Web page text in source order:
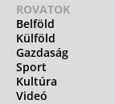
ROVATOK
Belföld
Külföld
Gazdaság
Sport
Kultúra
Videó